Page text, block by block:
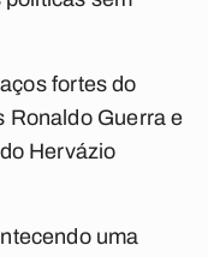
fortes do
Ronaldo Guerra e
Hervázio
uma